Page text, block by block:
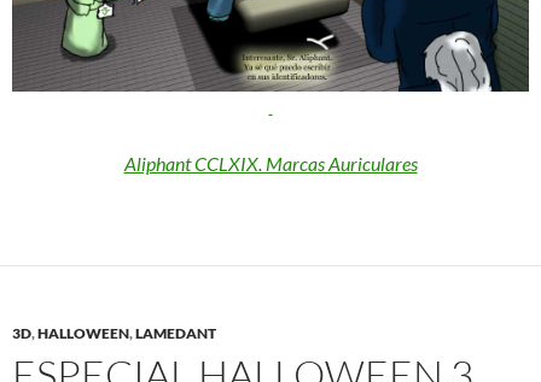
Aliphant CCLXIX. Marcas Auriculares
3D,HALLOWEEN,LAMEDANT